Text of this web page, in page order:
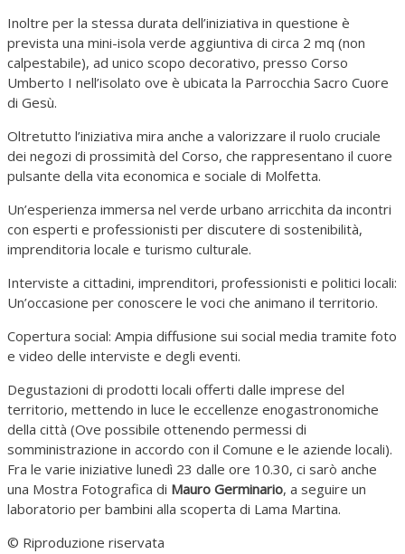
Inoltre per la stessa durata dell’iniziativa in questione è
prevista una mini-isola verde aggiuntiva di circa 2 mq (non
calpestabile), ad unico scopo decorativo, presso Corso
Umberto I nell’isolato ove è ubicata la Parrocchia Sacro Cuore
di Gesù.
Oltretutto l’iniziativa mira anche a valorizzare il ruolo cruciale
dei negozi di prossimità del Corso, che rappresentano il cuore
pulsante della vita economica e sociale di Molfetta.
Un’esperienza immersa nel verde urbano arricchita da incontri
con esperti e professionisti per discutere di sostenibilità,
imprenditoria locale e turismo culturale.
Interviste a cittadini, imprenditori, professionisti e politici locali:
Un’occasione per conoscere le voci che animano il territorio.
Copertura social: Ampia diffusione sui social media tramite foto
e video delle interviste e degli eventi.
Degustazioni di prodotti locali offerti dalle imprese del
territorio, mettendo in luce le eccellenze enogastronomiche
della città (Ove possibile ottenendo permessi di
somministrazione in accordo con il Comune e le aziende locali).
Fra le varie iniziative lunedì 23 dalle ore 10.30, ci sarò anche
una Mostra Fotografica di Mauro Germinario, a seguire un
laboratorio per bambini alla scoperta di Lama Martina.
© Riproduzione riservata